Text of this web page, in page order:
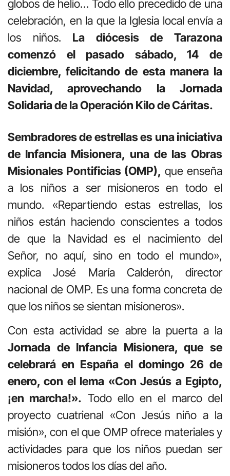
globos de helio… Todo ello precedido de una
celebración, en la que la Iglesia local envía a
los niños. La diócesis de Tarazona
comenzó el pasado sábado, 14 de
diciembre, felicitando de esta manera la
Navidad, aprovechando la Jornada
Solidaria de la Operación Kilo de Cáritas.
Sembradores de estrellas es una iniciativa
de Infancia Misionera, una de las Obras
Misionales Pontificias (OMP), que enseña
a los niños a ser misioneros en todo el
mundo. «Repartiendo estas estrellas, los
niños están haciendo conscientes a todos
de que la Navidad es el nacimiento del
Señor, no aquí, sino en todo el mundo»,
explica José María Calderón, director
nacional de OMP. Es una forma concreta de
que los niños se sientan misioneros».
Con esta actividad se abre la puerta a la
Jornada de Infancia Misionera, que se
celebrará en España el domingo 26 de
enero, con el lema «Con Jesús a Egipto,
¡en marcha!». Todo ello en el marco del
proyecto cuatrienal «Con Jesús niño a la
misión», con el que OMP ofrece materiales y
actividades para que los niños puedan ser
misioneros todos los días del año.